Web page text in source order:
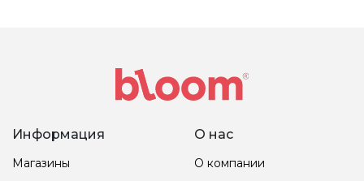
Информация
Магазины
О нас
О компании